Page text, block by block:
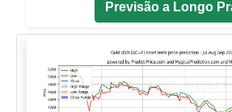
Previsão a Longo